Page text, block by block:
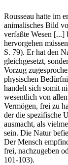
Rousseau hatte im
animalisches Bild
verfaßte Wesen [...]
hervorgehen
S. 79). Er hat den
gleichgesetzt,
Vorzug
physischen
handelt sich somit
wesentlich von
Vermögen, frei zu
der die spezifische
ausmacht, als
sein. Die Natur
Der Mensch
frei, nachzugeben
101-103).